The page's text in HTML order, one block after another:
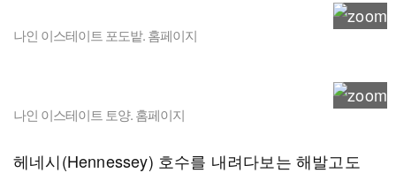
나인 이스테이트 포도밭. 홈페이지
나인 이스테이트 토양. 홈페이지
헤네시(Hennessey) 호수를 내려다보는 해발고도